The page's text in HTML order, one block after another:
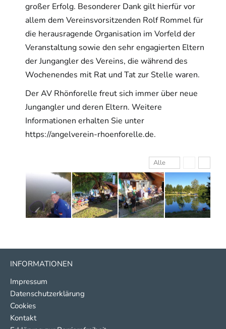
großer Erfolg. Besonderer Dank gilt hierfür vor
allem dem Vereinsvorsitzenden Rolf Rommel für
die herausragende Organisation im Vorfeld der
Veranstaltung sowie den sehr engagierten Eltern
der Jungangler des Vereins, die während des
Wochenendes mit Rat und Tat zur Stelle waren.
Der AV Rhönforelle freut sich immer über neue
Jungangler und deren Eltern. Weitere
Informationen erhalten Sie unter
https://angelverein-rhoenforelle.de.
Alle
INFORMATIONEN
Impressum
Datenschutzerklärung
Cookies
Kontakt